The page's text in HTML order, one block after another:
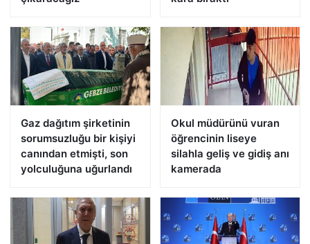
Gaz dağıtım şirketinin
sorumsuzluğu bir kişiyi
canından etmişti, son
yolculuğuna uğurlandı
Okul müdürünü vuran
öğrencinin liseye
silahla geliş ve gidiş anı
kamerada